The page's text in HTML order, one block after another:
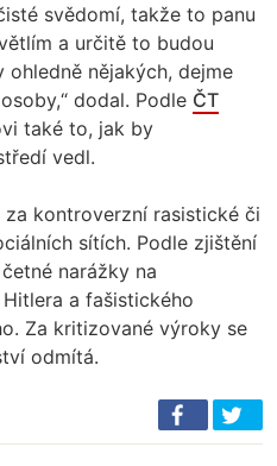
svědomí, takže to panu
a určitě to budou
nějakých, dejme
dodal. Podle ČT
také to, jak by
vedl.
kontroverzní rasistické či
sítích. Podle zjištění
narážky na
a fašistického
Za kritizované výroky se
odmítá.